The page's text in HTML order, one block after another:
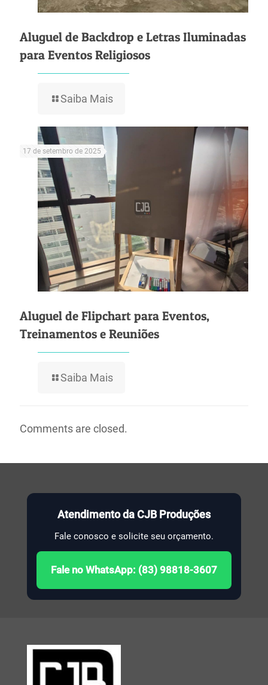
Aluguel de Backdrop e Letras Iluminadas
para Eventos Religiosos
Saiba Mais
17 de setembro de 2025
Aluguel de Flipchart para Eventos,
Treinamentos e Reuniões
Saiba Mais
Comments are closed.
Atendimento da CJB Produções
Fale conosco e solicite seu orçamento.
Fale no WhatsApp: (83) 98818-3607